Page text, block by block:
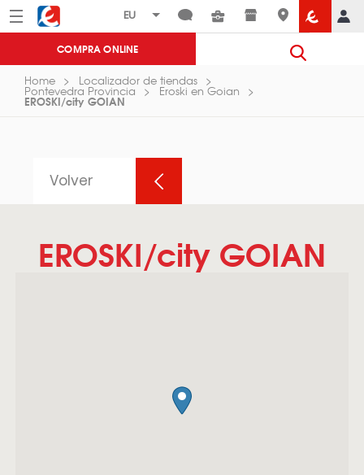
Menú Eroski
COMPRA ONLINE
Home Localizador de tiendas
Pontevedra Provincia Eroski en Goian
EROSKI/city GOIAN
Volver
EROSKI/city GOIAN